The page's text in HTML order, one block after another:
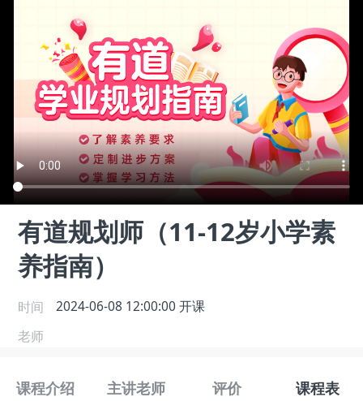
有道规划师（11-12岁小学素
养指南）
时间 2024-06-08 12:00:00 开课
老师
课程介绍 主讲老师 评价 课程表